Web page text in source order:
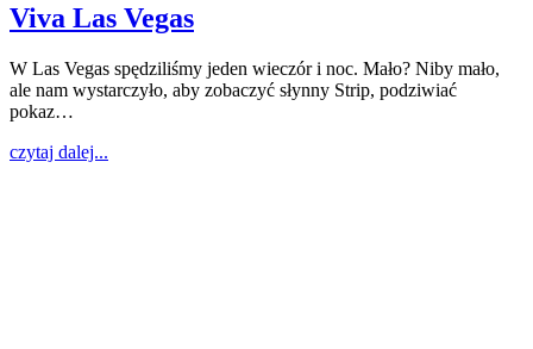
Viva Las Vegas
W Las Vegas spędziliśmy jeden wieczór i noc. Mało? Niby mało,
ale nam wystarczyło, aby zobaczyć słynny Strip, podziwiać
pokaz…
czytaj dalej...